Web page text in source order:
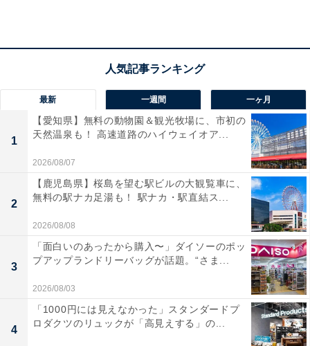
り付けられるWナスカン仕様を採用しており、カードケ
ースや鍵などを便利に持ち運べる機能性の高さが魅力で
す。
最新 一週間 一ヶ月
1
【愛知県】無料の動物園＆観光牧場に、市初の
天然温泉も！ 高速道路のハイウェイオア...
2026/08/07
2
【鹿児島県】桜島を望む駅ビルの大観覧車に、
無料の駅ナカ足湯も！ 駅ナカ・駅直結ス...
2026/08/08
3
「面白いのあったから購入〜」ダイソーのポッ
プアップランドリーバッグが話題。“さま...
2026/08/03
4
「1000円には見えなかった」スタンダードプ
ロダクツのリュックが「高見えする」の...